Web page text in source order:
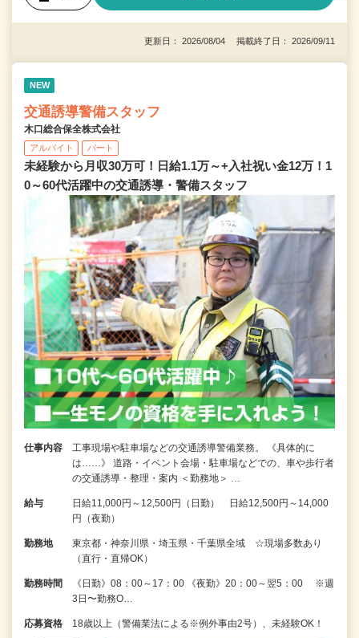
更新日： 2026/08/04 掲載終了日： 2026/09/11
NEW
交通誘導警備スタッフ
木口総合保全株式会社
アルバイト パート
未経験から月収30万可！日給1.1万～+入社祝い金12万！1
0～60代活躍中の交通誘導・警備スタッフ
仕事内容
工事現場や駐車場などの交通誘導警備業務。 《具体的に
は……》 道路・イベント会場・駐車場などでの、車や歩行者
の交通誘導・整理・案内 ＜勤務地＞ …
給与
日給11,000円～12,500円（日勤） 日給12,500円～14,000
円（夜勤）
勤務地
東京都・神奈川県・埼玉県・千葉県全域 ☆現場多数あり
（直行・直帰OK）
勤務時間
《日勤》08：00～17：00 《夜勤》20：00～翌5：00 ※週
3日〜勤務O…
応募資格 18歳以上（警備業法による※例外事由2号）、未経験OK！